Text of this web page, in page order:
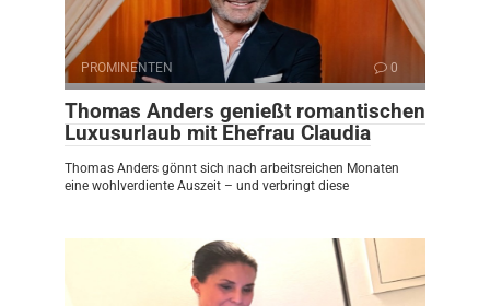
PROMINENTEN 0
Thomas Anders genießt romantischen
Luxusurlaub mit Ehefrau Claudia
Thomas Anders gönnt sich nach arbeitsreichen Monaten
eine wohlverdiente Auszeit – und verbringt diese